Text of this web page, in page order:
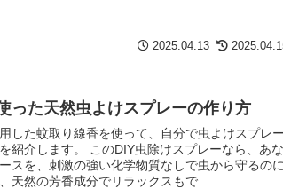
2025.04.13
った天然虫よけスプレーの作り方
した蚊取り線香を使って、自分で虫よけスプレー
紹介します。 このDIY虫除けスプレーなら、あな
スを、刺激の強い化学物質なしで虫から守るのに
天然の芳香成分でリラックスもで...